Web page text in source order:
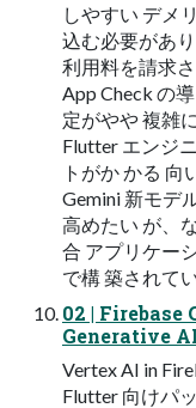
しやすい デメ
込む必要があ
利用料を請求
App Check の
定がやや 複雑
Flutter エンジ
トがか かる 向
Gemini 新モデ
高めたい が、
合 アプリケー
で構 築されて
02 | Firebase
Generative
Vertex AI in
Flutter 向けパ